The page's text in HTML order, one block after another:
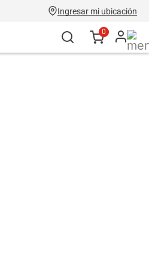
Ingresar mi ubicación
0